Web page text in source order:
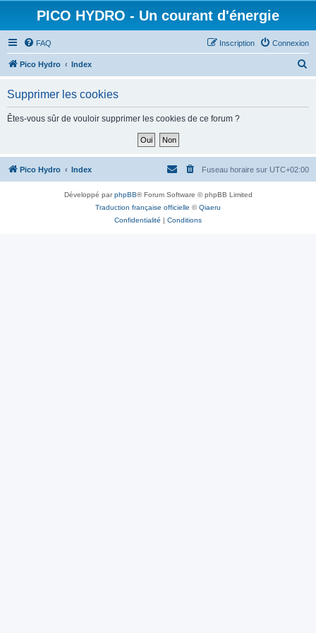
PICO HYDRO - Un courant d'énergie
FAQ Connexion
Inscription
Pico Hydro Index
h
Supprimer les cookies
Êtes-vous sûr de vouloir supprimer les cookies de ce forum ?
Pico Hydro Index Fuseau horaire sur UTC+02:00
Développé parphpBB® Forum Software © phpBB Limited
Traduction française officielle ©Qiaeru
Confidentialité | Conditions